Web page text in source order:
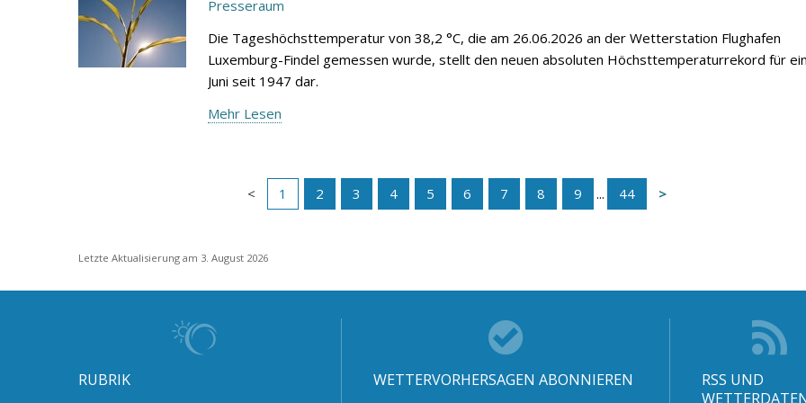
Presseraum
Die Tageshöchsttemperatur von 38,2 °C, die am 26.06.2026 an der Wetterstation Flughafen
Luxemburg-Findel gemessen wurde, stellt den neuen absoluten Höchsttemperaturrekord für
Juni seit 1947 dar.
Mehr Lesen
1 2 3 4 5 6 7 8 9 ... 44
Letzte Aktualisierung am 3. August 2026
RUBRIK WETTERVORHERSAGEN ABONNIEREN
RSS UND